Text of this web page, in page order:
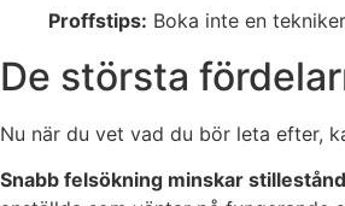
Proffstips: Boka inte en
De största
Nu när du vet vad du bör leta efter,
Snabb felsökning minskar